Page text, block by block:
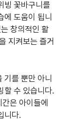
빙 꽃바구니를
에 도움이 됩니
창의적인 활
지켜보는 즐거
기를 뿐만 아니
할 수 있습니다.
은 아이들에
니다.